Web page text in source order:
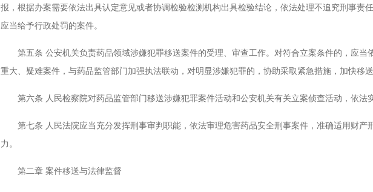
报，根据办案需要依法出具认定意见或者协调检验检测机构出具检验结论，依法处理不追究刑事责
应当给予行政处罚的案件。
第五条 公安机关负责药品领域涉嫌犯罪移送案件的受理、审查工作。对符合立案条件的，应当
重大、疑难案件，与药品监管部门加强执法联动，对明显涉嫌犯罪的，协助采取紧急措施，加快移送
第六条 人民检察院对药品监管部门移送涉嫌犯罪案件活动和公安机关有关立案侦查活动，依法实
第七条 人民法院应当充分发挥刑事审判职能，依法审理危害药品安全刑事案件，准确适用财产
力。
第二章 案件移送与法律监督